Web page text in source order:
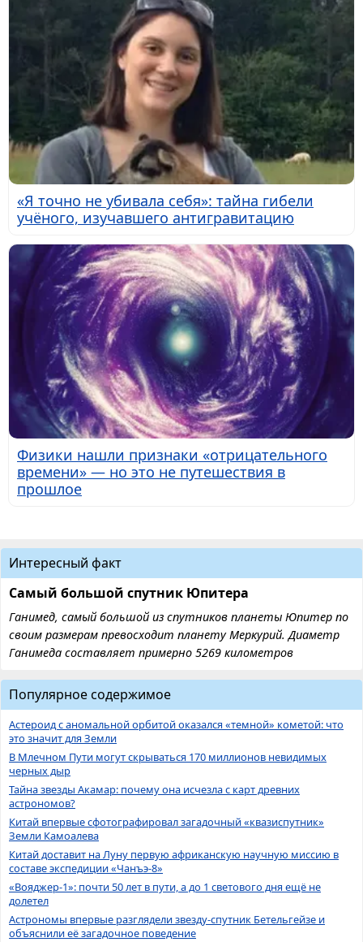
«Я точно не убивала себя»: тайна гибели
учёного, изучавшего антигравитацию
Физики нашли признаки «отрицательного
времени» — но это не путешествия в
прошлое
Интересный факт
Самый большой спутник Юпитера
Ганимед, самый большой из спутников планеты Юпитер по
своим размерам превосходит планету Меркурий. Диаметр
Ганимеда составляет примерно 5269 километров
Популярное содержимое
Астероид с аномальной орбитой оказался «темной» кометой: что
это значит для Земли
В Млечном Пути могут скрываться 170 миллионов невидимых
черных дыр
Тайна звезды Акамар: почему она исчезла с карт древних
астрономов?
Китай впервые сфотографировал загадочный «квазиспутник»
Земли Камоалева
Китай доставит на Луну первую африканскую научную миссию в
составе экспедиции «Чанъэ-8»
«Вояджер-1»: почти 50 лет в пути, а до 1 светового дня ещё не
долетел
Астрономы впервые разглядели звезду-спутник Бетельгейзе и
объяснили её загадочное поведение